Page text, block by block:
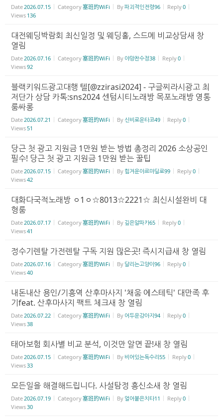
Date2026.07.15 Category塞班的WiFi By파괴적인전령96 Reply0
Views 136
대전웨딩박람회 최신일정 및 웨딩홀, 스드메 비교상담새 창
열림
Date2026.07.16 Category塞班的WiFi By 야망찬수정38 Reply0
Views92
블랙키워드광고대행 텔[@zzirasi2024] - 구글찌라시광고 최
저단가 상담 카톡:sns2024 센텀시티노래방 목포노래방 영통
룸싸롱
Date2026.07.21 Category塞班的WiFi By신비로운타코49 Reply0
Views51
당근 첫 광고 지원금 1만원 받는 방법 총정리 2026 소상공인
필수! 당근 첫 광고 지원금 1만원 받는 꿀팁
Date2026.07.15 Category塞班的WiFi By 힘겨운아르마딜로99 Reply0
Views42
대화다국적노래방 ㅇ1ㅇ☆8013☆2221☆ 최신시설완비 대
형룸
Date2026.07.17 Category塞班的WiFi By 깊은알파카65 Reply0
Views41
정수기렌탈 가전렌탈 구독 지원 많은곳! 즉시지급새 창 열림
Date2026.07.16 Category塞班的WiFi By 달리는고양이96 Reply0
Views40
내돈내산 용인/기흥역 산후마사지 '채움 에스테틱' 대만족 후
기feat. 산후마사지 팩트 체크새 창 열림
Date2026.07.22 Category塞班的WiFi By 어두운강아지94 Reply0
Views38
태아보험 회사별 비교 분석, 이것만 알면 끝!새 창 열림
Date2026.07.15 Category塞班的WiFi By 비어있는독수리55 Reply0
Views33
모든일을 해결해드립니다. 사설탐정 흥신소새 창 열림
Date2026.07.19 Category塞班的WiFi By 얼어붙은치타11 Reply0
Views30